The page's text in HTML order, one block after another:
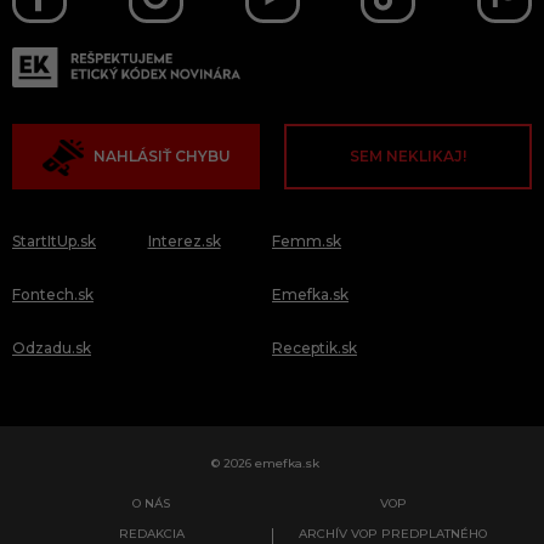
NAHLÁSIŤ CHYBU SEM NEKLIKAJ!
StartItUp.sk
Fontech.sk
Odzadu.sk
Interez.sk Femm.sk
Emefka.sk
Receptik.sk
© 2026 emefka.sk
O NÁS
REDAKCIA
VOP
ARCHÍV VOP PREDPLATNÉHO